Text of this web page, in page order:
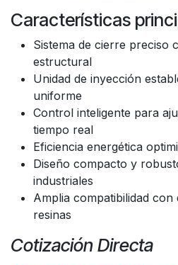
Características
Sistema de cierre preciso
estructural
Unidad de inyección
uniforme
Control inteligente para
tiempo real
Eficiencia energética
Diseño compacto y
industriales
Amplia compatibilidad con
resinas
Cotización Directa